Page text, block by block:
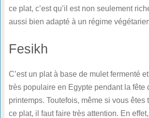
ce plat, c’est qu’il est non seulement
aussi bien adapté à un régime
Fesikh
C’est un plat à base de mulet fermenté
très populaire en Egypte pendant la fête
printemps. Toutefois, même si vous êtes
ce plat, il faut faire très attention. En